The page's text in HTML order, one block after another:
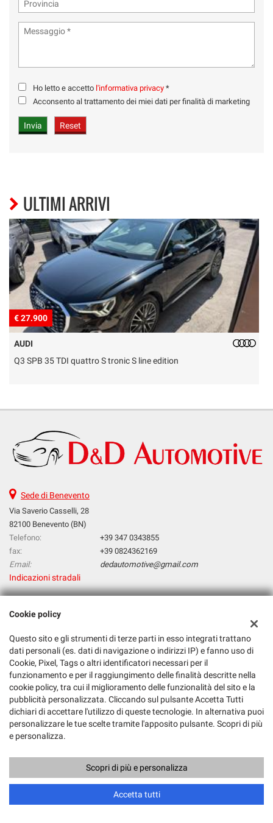
Ho letto e accetto l'informativa privacy *
Acconsento al trattamento dei miei dati per finalità di marketing
Contatta un consulente
ULTIMI ARRIVI
€ 27.900
AUDI
Q3 SPB 35 TDI quattro S tronic S line edition
Sede di Benevento
Via Saverio Casselli, 28
82100 Benevento (BN)
Telefono:
+39 347 0343855
fax:
+39 0824362169
Email:
dedautomotive@gmail.com
Indicazioni stradali
Dati fiscali:
D & D Automotive Di Deluca Tiziana & C. Sas
Via Saverio Casselli, 28, 82100 Benevento BN
C.F/P.IVA:01561740620
Registro delle imprese: BN
Copyright © 2026 GestionaleAuto.com S.r.l., Tutti i diritti riservati -
Leggi l'informativa sulla privacy-Cookie Policy
Sito creato da:GestionaleAuto.com
Cookie policy
Questo sito e gli strumenti di terze parti in esso integrati trattano
dati personali (es. dati di navigazione o indirizzi IP) e fanno uso di
Cookie, Pixel, Tags o altri identificatori necessari per il
funzionamento e per il raggiungimento delle finalità descritte nella
cookie policy, tra cui il miglioramento delle funzionalità del sito e la
pubblicità personalizzata. Cliccando sul pulsante Accetta Tutti
dichiari di accettare l'utilizzo di queste tecnologie. In alternativa puoi
personalizzare le tue scelte tramite l'apposito pulsante. Scopri di più
e personalizza.
Scopri di più e personalizza
Accetta tutti